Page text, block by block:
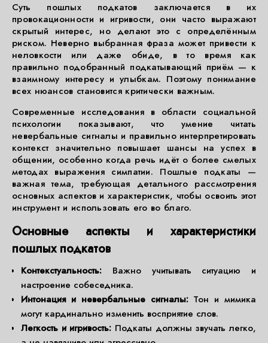
Суть пошлых подкатов заключается в их
провокационности и игривости, они часто выражают
скрытый интерес, но делают это с определённым
риском. Неверно выбранная фраза может привести к
неловкости или даже обиде, в то время как
правильно подобранный подкатывающий приём — к
взаимному интересу и улыбкам. Поэтому понимание
всех нюансов становится критически важным.
Современные исследования в области социальной
психологии показывают, что умение читать
невербальные сигналы и правильно интерпретировать
контекст значительно повышает шансы на успех в
общении, особенно когда речь идёт о более смелых
методах выражения симпатии. Пошлые подкаты —
важная тема, требующая детального рассмотрения
основных аспектов и характеристик, чтобы освоить этот
инструмент и использовать его во благо.
Основные аспекты и характеристики
пошлых подкатов
Контекстуальность: Важно учитывать ситуацию и
настроение собеседника.
Интонация и невербальные сигналы:Тон и мимика
могут кардинально изменить восприятие слов.
Легкость и игривость: Подкаты должны звучать легко,